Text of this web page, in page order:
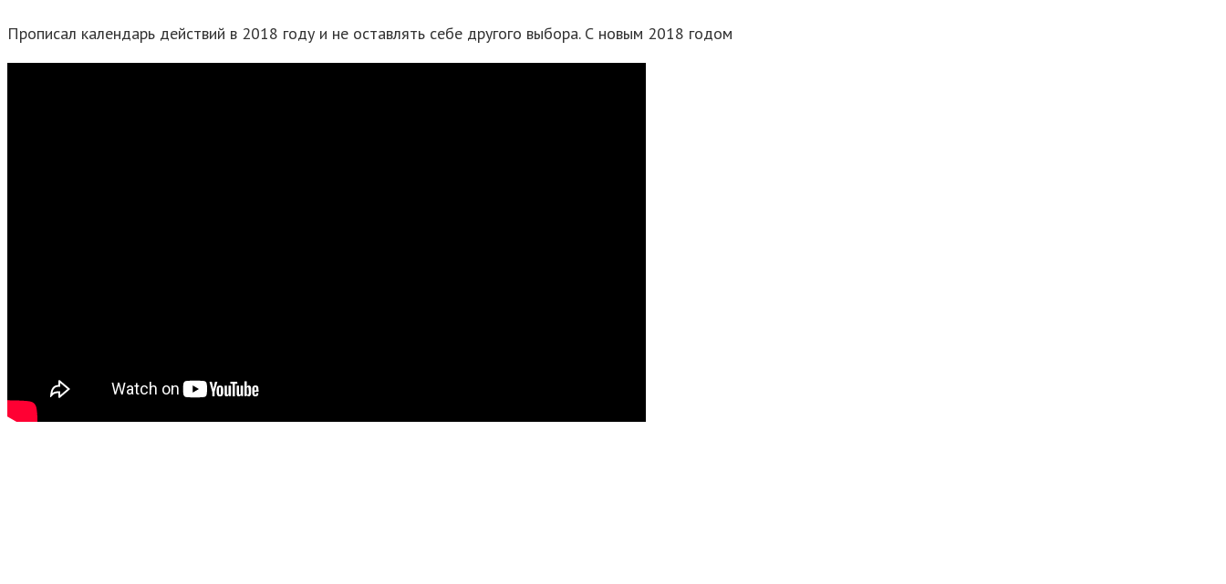
Прописал календарь действий в 2018 году и не оставлять себе другого выбора. С новым 2018 годом